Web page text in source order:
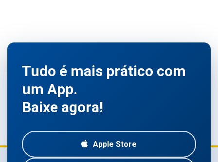
Tudo é mais prático com
um App.
Baixe agora!
Apple Store